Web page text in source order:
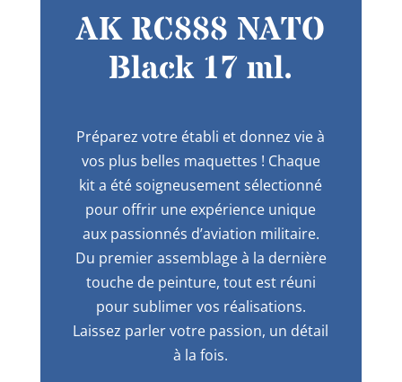
AK RC888 NATO
Black 17 ml.
Préparez votre établi et donnez vie à
vos plus belles maquettes ! Chaque
kit a été soigneusement sélectionné
pour offrir une expérience unique
aux passionnés d’aviation militaire.
Du premier assemblage à la dernière
touche de peinture, tout est réuni
pour sublimer vos réalisations.
Laissez parler votre passion, un détail
à la fois.